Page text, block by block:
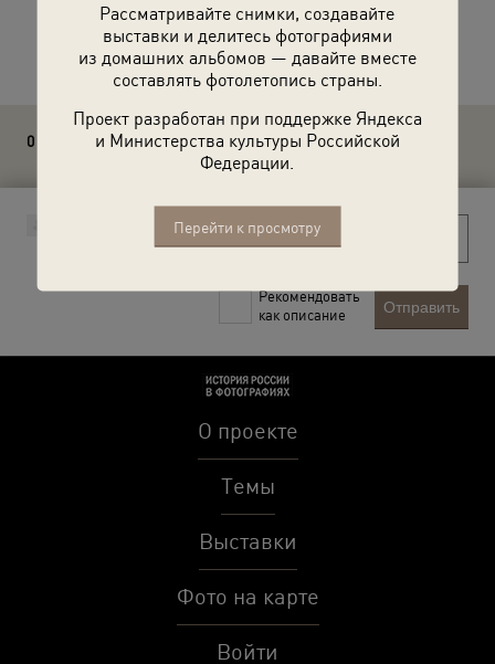
Рассматривайте снимки, создавайте
выставки и делитесь фотографиями
из домашних альбомов — давайте вместе
составлять фотолетопись страны.
Проект разработан при поддержке Яндекса
и Министерства культуры Российской
Федерации.
Перейти к просмотру
Расскажите друзьям об этом фото
0 комментариев
Рекомендовать
как описание
Отправить
О проекте
Темы
Выставки
Фото на карте
Войти